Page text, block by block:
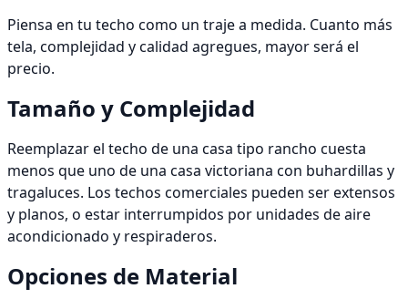
Piensa en tu techo como un traje a medida. Cuanto más
tela, complejidad y calidad agregues, mayor será el
precio.
Tamaño y Complejidad
Reemplazar el techo de una casa tipo rancho cuesta
menos que uno de una casa victoriana con buhardillas y
tragaluces. Los techos comerciales pueden ser extensos
y planos, o estar interrumpidos por unidades de aire
acondicionado y respiraderos.
Opciones de Material